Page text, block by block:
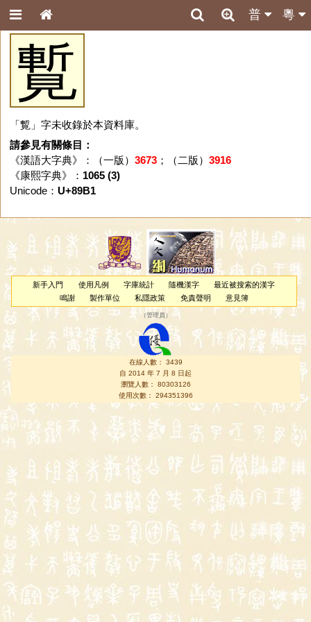
粵
普
覱
「覱」字未收錄於本資料庫。
請參見有關條目：
《漢語大字典》：（一版） 3673；（二版） 3916
《康熙字典》： 1065 (3)
Unicode： U+89B1
新手入門 使用凡例 字庫統計 隨機漢字
最近被搜索的漢字
鳴謝
製作單位 私隱政策 免責聲明 意見簿
（管理員 ）
在線人數： 3439
自 2014 年 7 月 8 日起
瀏覽人數： 80303126
使用次數： 294351396